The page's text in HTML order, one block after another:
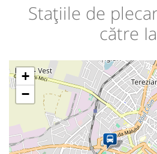
Stațiile de
către
+
−